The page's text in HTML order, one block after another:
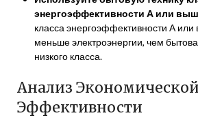
энергоэффективности А или
класса энергоэффективности А
меньше электроэнергии, чем
низкого класса.
Анализ Экономической
Эффективности